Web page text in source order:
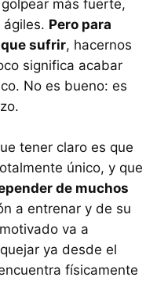
más fuerte,
Pero para
sufrir, hacernos
significa acabar
No es bueno: es
tener claro es que
único, y que
de muchos
a entrenar y de su
va a
ya desde el
físicamente